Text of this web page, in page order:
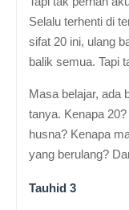
Selalu terhenti di
sifat 20 ini, ulang
balik semua. Tapi
Masa belajar, ada
tanya. Kenapa
husna? Kenapa
yang berulang?
Tauhid 3